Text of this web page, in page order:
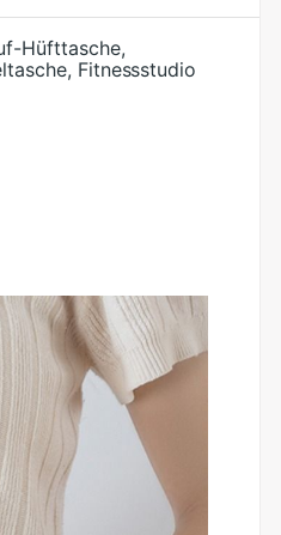
Hüfttasche,
Fitnessstudio